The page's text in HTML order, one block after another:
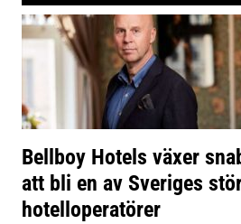
Bellboy Hotels växer
att bli en av Sveriges
hotelloperatörer